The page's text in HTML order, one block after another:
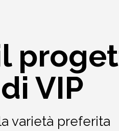
VIP
varietà preferita